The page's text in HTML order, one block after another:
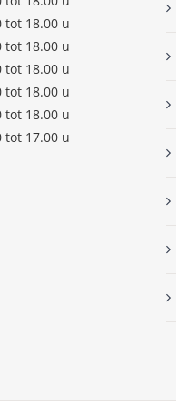
tot 18.00 u
tot 18.00 u
tot 18.00 u
tot 18.00 u
tot 18.00 u
tot 17.00 u